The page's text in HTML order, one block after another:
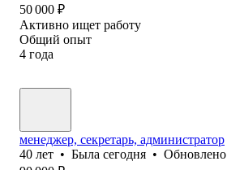
50 000 ₽
Активно ищет работу
Общий опыт
4 года
менеджер, секретарь, администратор
40 лет • Была сегодня • Обновлено